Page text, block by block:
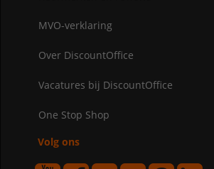
MVO-verklaring
Over DiscountOffice
Vacatures bij DiscountOffice
One Stop Shop
Volg ons